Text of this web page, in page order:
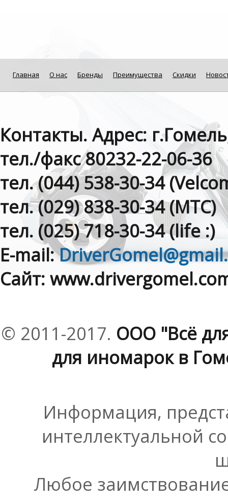
Главная О нас Бренды Преимущества Скидки
Контакты. Адрес:
тел./факс 80232-22-06-36
тел. (044) 538-30-34
тел. (029) 838-30-34 (МТС)
тел. (025) 718-30-34 (life :)
E-mail:
Сайт:
© 2011-2017. ООО "Всё
для иномарок в
Информация,
интеллектуальной
Любое